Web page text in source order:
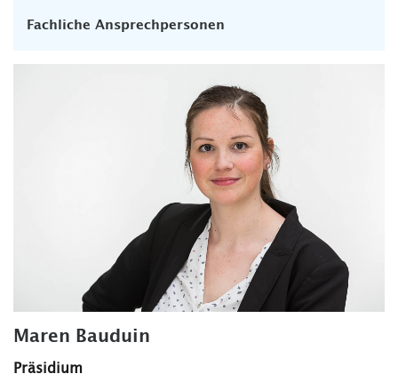
Fachliche Ansprechpersonen
Maren Bauduin
Präsidium